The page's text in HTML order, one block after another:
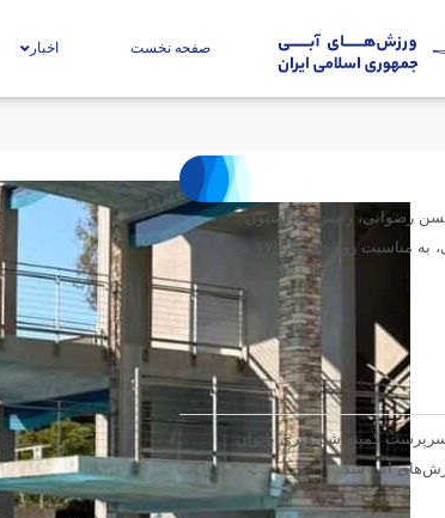
صفحه نخست اخبار
رضوانی، رئیس فدراسیون
روز خبرنگار (۱۷ مرداد)
کمیته شنا هنری بانوان
آبی شد